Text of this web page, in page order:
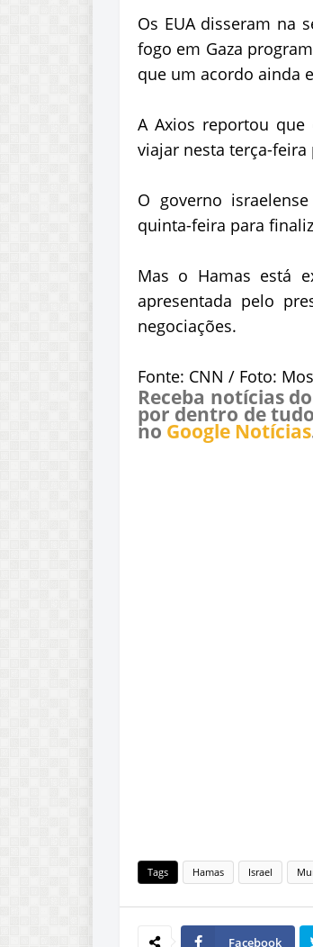
Os EUA disseram na
fogo em Gaza
que um acordo ainda
A Axios reportou que
viajar nesta terça-feira
O governo
quinta-feira para
Mas o Hamas está
apresentada pelo
negociações.
Fonte: CNN / Foto:
Receba notícias
por dentro de
no Google Notícias
Tags Hamas Israel
Facebook